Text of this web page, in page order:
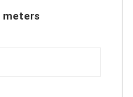
meters